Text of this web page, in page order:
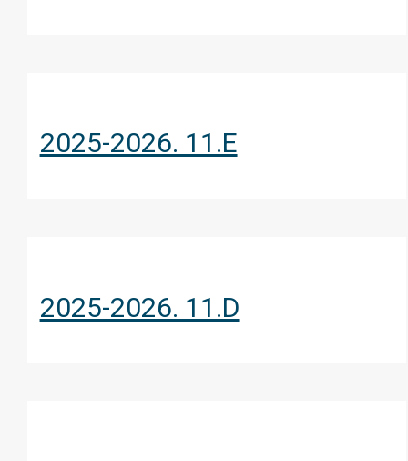
2025-2026. 11.E
2025-2026. 11.D